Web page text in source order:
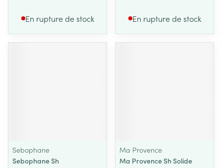
En rupture de stock En rupture de stock
Sebophane
Sebophane Sh
Ma Provence
Ma Provence Sh Solide